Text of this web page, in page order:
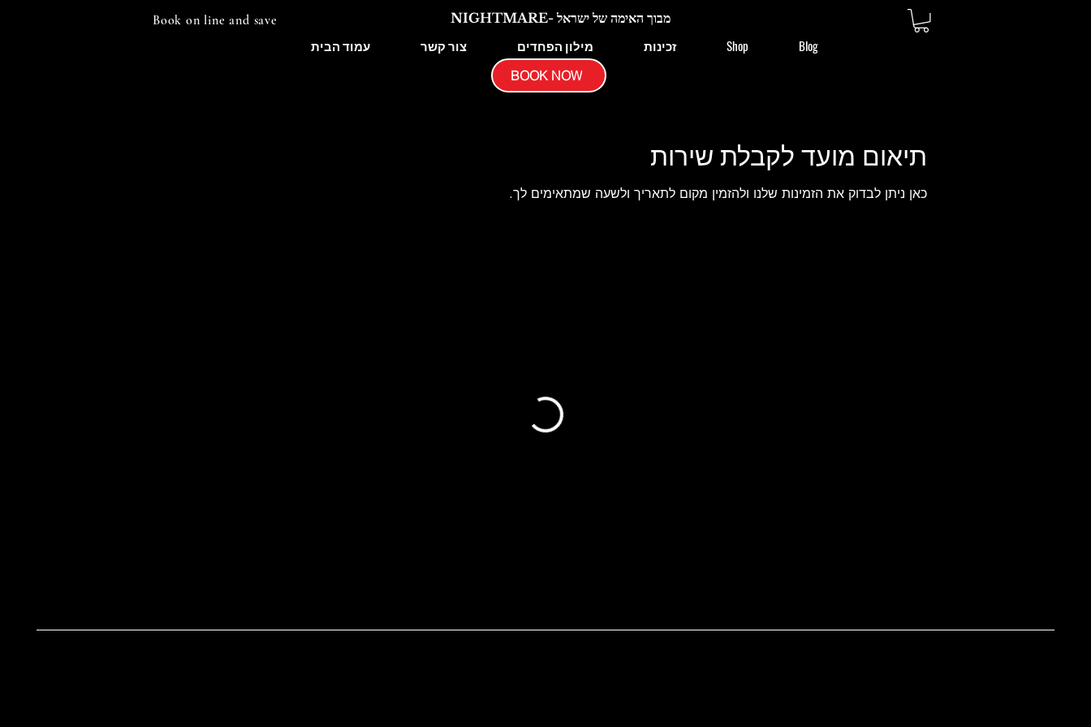
Book on line and save NIGHTMARE- מבוך האימה של ישראל
עמוד הבית צור קשר מילון הפחדים זכינות Shop Blog
BOOK NOW
תיאום מועד לקבלת שירות
כאן ניתן לבדוק את הזמינות שלנו ולהזמין מקום לתאריך ולשעה שמתאימים לך.